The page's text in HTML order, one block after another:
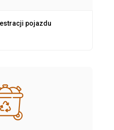
pojazdu